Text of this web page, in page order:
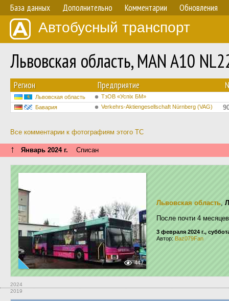
База данных Дополнительно Комментарии Обновления
Автобусный транспорт
Львовская область, MAN A10
Регион Предприятие
Львовская область
ТзОВ «Успіх БМ»
Бавария
Verkehrs-Aktiengesellschaft Nürnberg (VAG)
Все комментарии к фотографиям этого ТС
↑ Январь 2024 г. Списан
447
Львовская область,
После почти 4
3 февраля 2024 г.,
Автор: Baz079Fan
2024
2019